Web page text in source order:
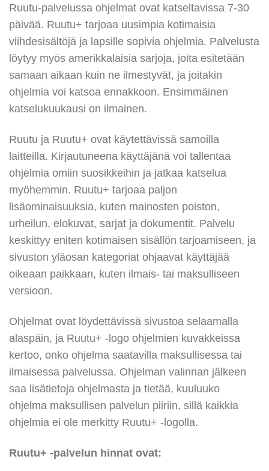
Ruutu-palvelussa ohjelmat ovat katseltavissa 7-30
päivää. Ruutu+ tarjoaa uusimpia kotimaisia
viihdesisältöjä ja lapsille sopivia ohjelmia. Palvelusta
löytyy myös amerikkalaisia sarjoja, joita esitetään
samaan aikaan kuin ne ilmestyvät, ja joitakin
ohjelmia voi katsoa ennakkoon. Ensimmäinen
katselukuukausi on ilmainen.
Ruutu ja Ruutu+ ovat käytettävissä samoilla
laitteilla. Kirjautuneena käyttäjänä voi tallentaa
ohjelmia omiin suosikkeihin ja jatkaa katselua
myöhemmin. Ruutu+ tarjoaa paljon
lisäominaisuuksia, kuten mainosten poiston,
urheilun, elokuvat, sarjat ja dokumentit. Palvelu
keskittyy eniten kotimaisen sisällön tarjoamiseen, ja
sivuston yläosan kategoriat ohjaavat käyttäjää
oikeaan paikkaan, kuten ilmais- tai maksulliseen
versioon.
Ohjelmat ovat löydettävissä sivustoa selaamalla
alaspäin, ja Ruutu+ -logo ohjelmien kuvakkeissa
kertoo, onko ohjelma saatavilla maksullisessa tai
ilmaisessa palvelussa. Ohjelman valinnan jälkeen
saa lisätietoja ohjelmasta ja tietää, kuuluuko
ohjelma maksullisen palvelun piiriin, sillä kaikkia
ohjelmia ei ole merkitty Ruutu+ -logolla.
Ruutu+ -palvelun hinnat ovat: